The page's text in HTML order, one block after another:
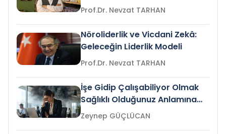
Prof.Dr. Nevzat TARHAN
Nöroliderlik ve Vicdani Zekâ:
Geleceğin Liderlik Modeli
Prof.Dr. Nevzat TARHAN
İşe Gidip Çalışabiliyor Olmak
Sağlıklı Olduğunuz Anlamına
Gelir mi?Zeynep GÜÇLÜCAN